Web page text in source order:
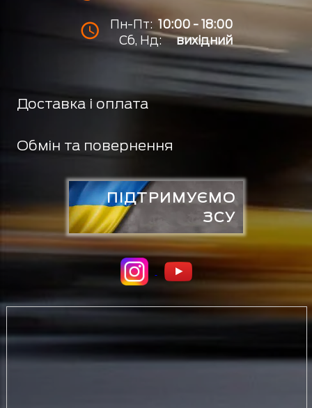
Пн-Пт: 10:00 - 18:00
Сб, Нд:
вихідний
Доставка і оплата
Обмін та повернення
ПІДТРИМУЄМО
ЗСУ